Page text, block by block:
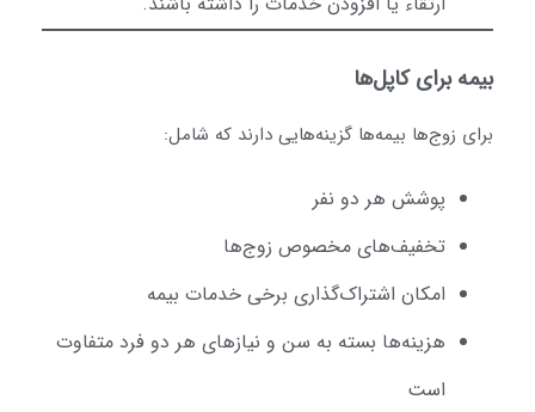
برای کاپل‌ها
زوج‌ها بیمه‌ها گزینه‌هایی دارند که شامل:
پوشش هر دو نفر
تخفیف‌های مخصوص زوج‌ها
امکان اشتراک‌گذاری برخی خدمات بیمه
هزینه‌ها بسته به سن و نیازهای هر دو فرد متفاوت